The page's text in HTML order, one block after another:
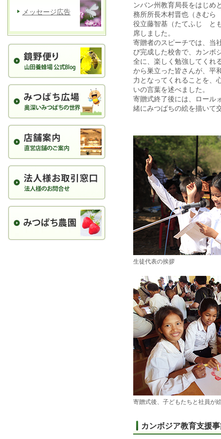
ンバン州教育局長をはじめ
務所所長木村晋也（きむ
役立藤智基（たてふじ と
席しました。
寄贈者のスピーチでは、当
び完成した校舎で、カンボ
全に、楽しく勉強してくれ
から巣立った皆さんが、平
力となってくれることを、
いの言葉を述べました。
寄贈式終了後には、ロール
緒にみつばちの絵を描いて
生徒代表の挨拶
寄贈式後、子どもたちと社員が
カンボジア教育支援
メッセージ広告